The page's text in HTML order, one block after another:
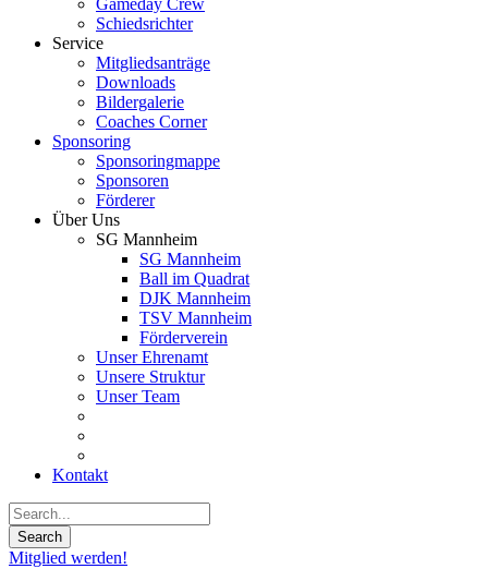
Gameday Crew
Schiedsrichter
Service
Mitgliedsanträge
Downloads
Bildergalerie
Coaches Corner
Sponsoring
Sponsoringmappe
Sponsoren
Förderer
Über Uns
SG Mannheim
SG Mannheim
Ball im Quadrat
DJK Mannheim
TSV Mannheim
Förderverein
Unser Ehrenamt
Unsere Struktur
Unser Team
Kontakt
Mitglied werden!